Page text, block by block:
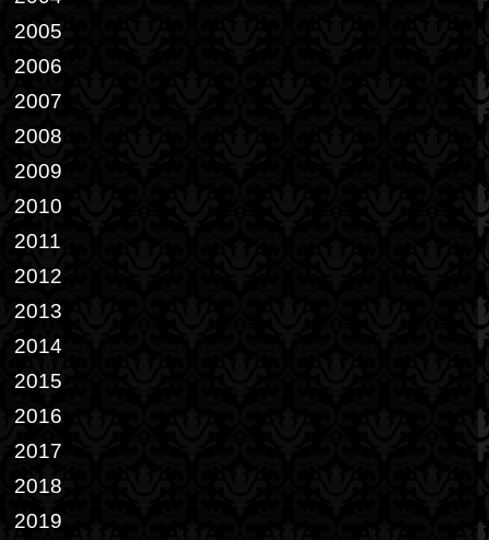
2005
2006
2007
2008
2009
2010
2011
2012
2013
2014
2015
2016
2017
2018
2019